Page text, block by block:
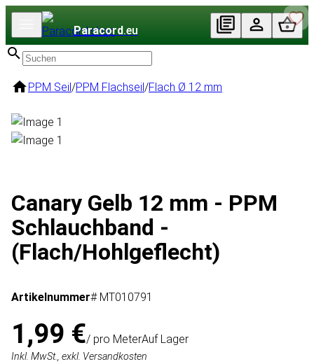
Paracord.eu
PPM Seil/PPM Flachseil/Flach Ø 12 mm
Canary Gelb 12 mm - PPM
Schlauchband -
(Flach/Hohlgeflecht)
Artikelnummer# MT010791
1,99 €/ pro MeterAuf Lager
Inkl. MwSt., exkl. Versandkosten